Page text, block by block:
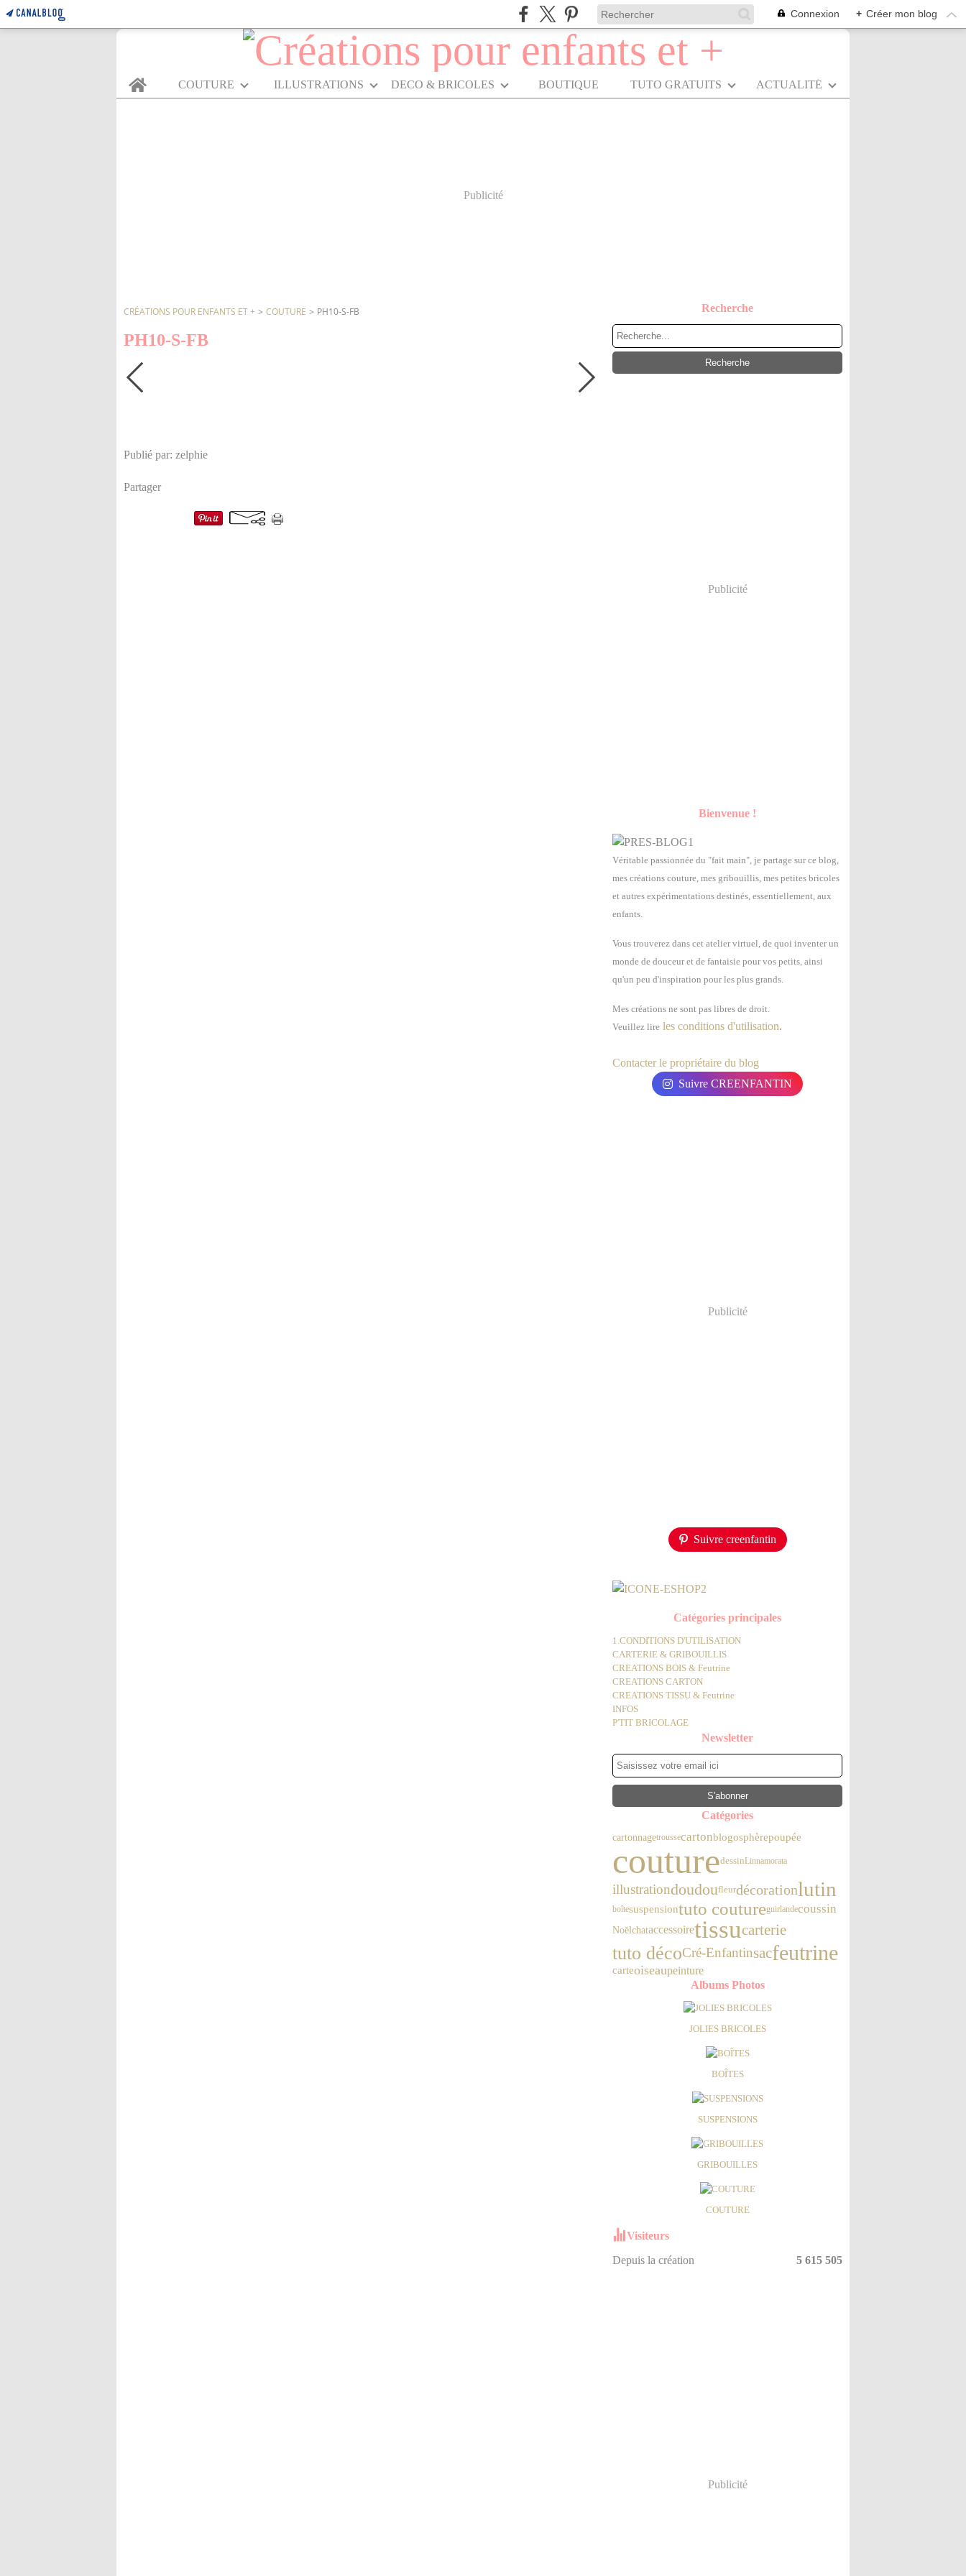
Connexion + Créer mon blog
Home
COUTURE ILLUSTRATIONS DECO & BRICOLES BOUTIQUE TUTO GRATUITS ACTUALITÉ
Publicité
CRÉATIONS POUR ENFANTS ET + > COUTURE > PH10-S-FB
PH10-S-FB
Publié par: zelphie
Partager
Recherche
Publicité
Bienvenue !
Véritable passionnée du "fait main", je partage sur ce blog,
mes créations couture, mes gribouillis, mes petites bricoles
et autres expérimentations destinés, essentiellement, aux
enfants.
Vous trouverez dans cet atelier virtuel, de quoi inventer un
monde de douceur et de fantaisie pour vos petits, ainsi
qu'un peu d'inspiration pour les plus grands.
Mes créations ne sont pas libres de droit.
Veuillez lire les conditions d'utilisation.
Contacter le propriétaire du blog
Suivre CREENFANTIN
Publicité
Suivre creenfantin
Catégories principales
1.CONDITIONS D'UTILISATION
CARTERIE & GRIBOUILLIS
CREATIONS BOIS & Feutrine
CREATIONS CARTON
CREATIONS TISSU & Feutrine
INFOS
P'TIT BRICOLAGE
Newsletter
Catégories
cartonnagetroussecartonblogosphèrepoupée
couturedessinLinnamorata
illustrationdoudoufleurdécorationlutin
boîtesuspensiontuto coutureguirlandecoussin
Noëlchataccessoiretissucarterie
tuto décoCré-Enfantinsacfeutrine
carteoiseaupeinture
Albums Photos
JOLIES BRICOLES
BOÎTES
SUSPENSIONS
GRIBOUILLES
COUTURE
Visiteurs
Depuis la création
5 615 505
Publicité